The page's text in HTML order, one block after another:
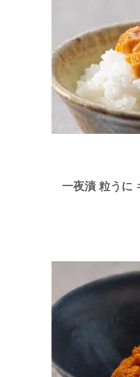
一夜漬 粒うに